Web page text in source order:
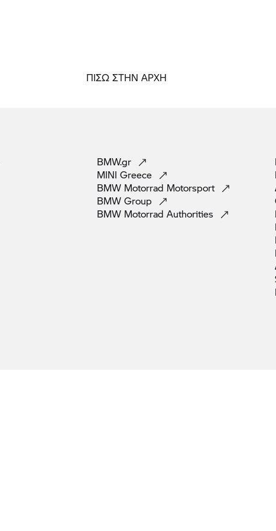
ΠΙΣΩ ΣΤΗΝ ΑΡΧΗ
BMW.gr
MINI Greece
BMW Motorrad Motorsport
BMW Group
BMW Motorrad Authorities